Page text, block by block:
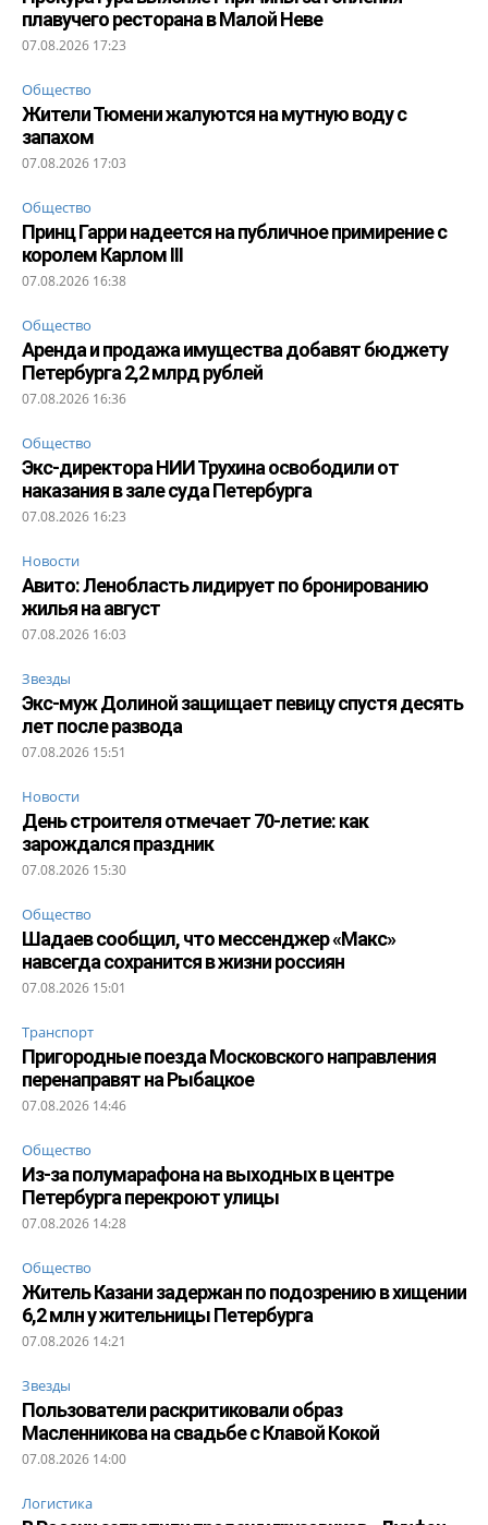
плавучего ресторана в Малой Неве
07.08.2026 17:23
Общество
Жители Тюмени жалуются на мутную воду с
запахом
07.08.2026 17:03
Общество
Принц Гарри надеется на публичное примирение с
королем Карлом III
07.08.2026 16:38
Общество
Аренда и продажа имущества добавят бюджету
Петербурга 2,2 млрд рублей
07.08.2026 16:36
Общество
Экс-директора НИИ Трухина освободили от
наказания в зале суда Петербурга
07.08.2026 16:23
Новости
Авито: Ленобласть лидирует по бронированию
жилья на август
07.08.2026 16:03
Звезды
Экс-муж Долиной защищает певицу спустя десять
лет после развода
07.08.2026 15:51
Новости
День строителя отмечает 70-летие: как
зарождался праздник
07.08.2026 15:30
Общество
Шадаев сообщил, что мессенджер «Макс»
навсегда сохранится в жизни россиян
07.08.2026 15:01
Транспорт
Пригородные поезда Московского направления
перенаправят на Рыбацкое
07.08.2026 14:46
Общество
Из-за полумарафона на выходных в центре
Петербурга перекроют улицы
07.08.2026 14:28
Общество
Житель Казани задержан по подозрению в хищении
6,2 млн у жительницы Петербурга
07.08.2026 14:21
Звезды
Пользователи раскритиковали образ
Масленникова на свадьбе с Клавой Кокой
07.08.2026 14:00
Логистика